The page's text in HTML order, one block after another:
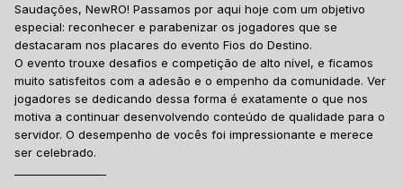
Saudações, NewRO! Passamos por aqui hoje com um objetivo
especial: reconhecer e parabenizar os jogadores que se
destacaram nos placares do evento Fios do Destino.
O evento trouxe desafios e competição de alto nível, e ficamos
muito satisfeitos com a adesão e o empenho da comunidade. Ver
jogadores se dedicando dessa forma é exatamente o que nos
motiva a continuar desenvolvendo conteúdo de qualidade para o
servidor. O desempenho de vocês foi impressionante e merece
ser celebrado.